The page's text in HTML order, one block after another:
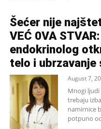
Šećer nije
VEĆ 0VA
endokrinolog
telo i ubrzavanje
August 7,
Mnogi
trebaju
namirnice
potpuno